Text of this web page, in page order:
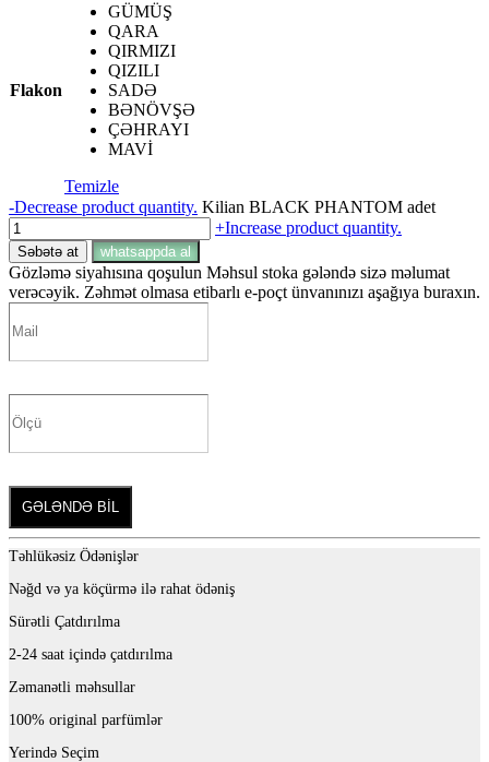
Flakon
GÜMÜŞ
QARA
QIRMIZI
QIZILI
SADƏ
BƏNÖVŞƏ
ÇƏHRAYI
MAVİ
Temizle
-Decrease product quantity. Kilian BLACK PHANTOM adet
+Increase product quantity.
Səbətə at whatsappda al
Gözləmə siyahısına qoşulun Məhsul stoka gələndə sizə məlumat
verəcəyik. Zəhmət olmasa etibarlı e-poçt ünvanınızı aşağıya buraxın.
GƏLƏNDƏ BİL
Təhlükəsiz Ödənişlər
Nəğd və ya köçürmə ilə rahat ödəniş
Sürətli Çatdırılma
2-24 saat içində çatdırılma
Zəmanətli məhsullar
100% original parfümlər
Yerində Seçim